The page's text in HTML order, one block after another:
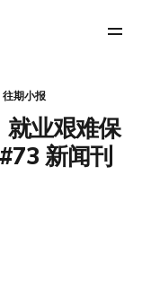
往期小报
就业艰难保
新闻刊